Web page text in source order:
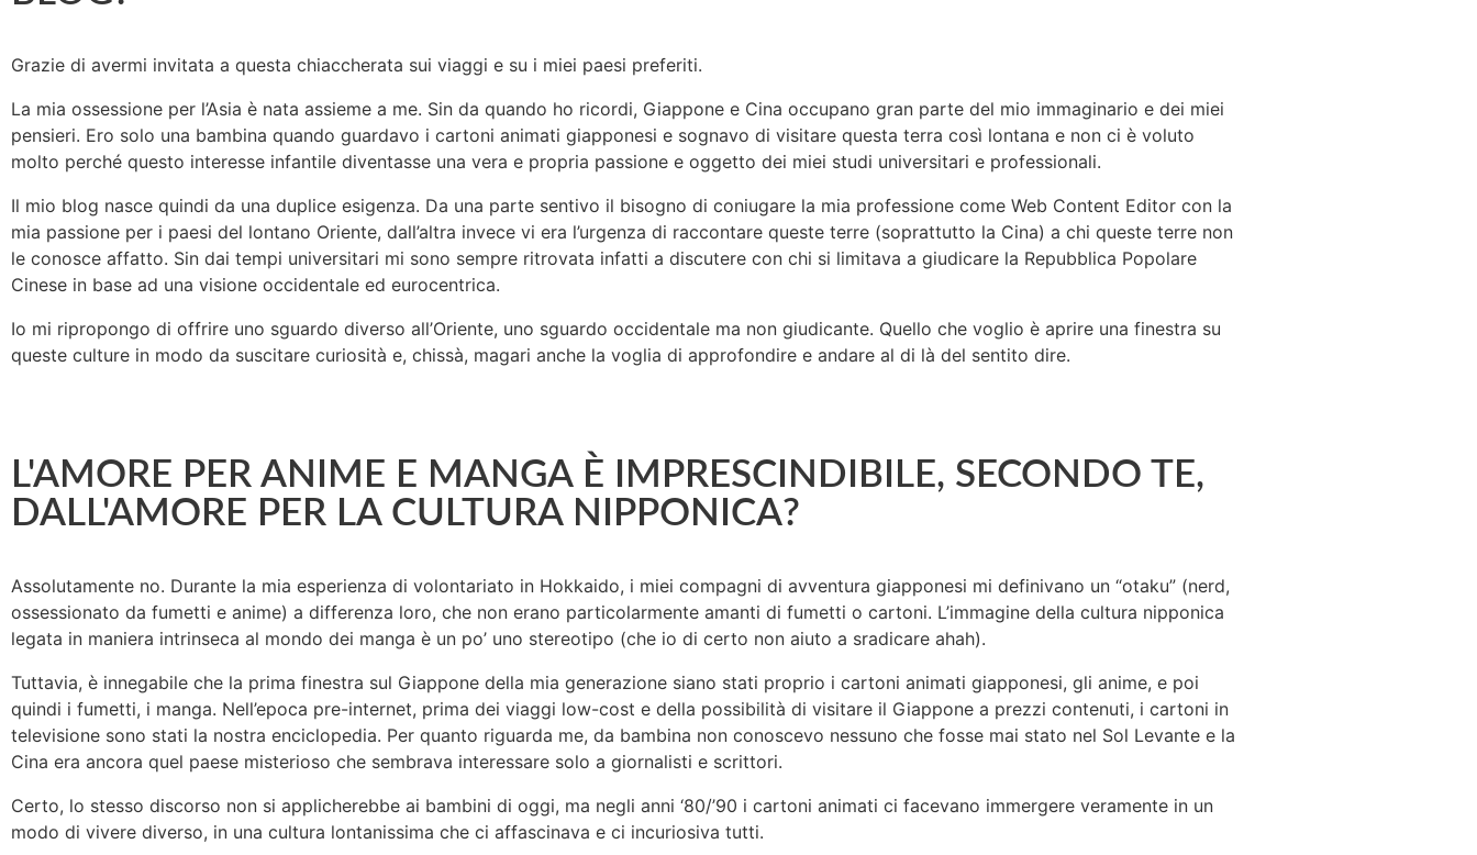
Grazie di avermi invitata a questa chiaccherata sui viaggi e su i miei paesi preferiti.
La mia ossessione per l’Asia è nata assieme a me. Sin da quando ho ricordi, Giappone e Cina occupano gran parte del mio immaginario e dei miei
pensieri. Ero solo una bambina quando guardavo i cartoni animati giapponesi e sognavo di visitare questa terra così lontana e non ci è voluto
molto perché questo interesse infantile diventasse una vera e propria passione e oggetto dei miei studi universitari e professionali.
Il mio blog nasce quindi da una duplice esigenza. Da una parte sentivo il bisogno di coniugare la mia professione come Web Content Editor con la
mia passione per i paesi del lontano Oriente, dall’altra invece vi era l’urgenza di raccontare queste terre (soprattutto la Cina) a chi queste terre non
le conosce affatto. Sin dai tempi universitari mi sono sempre ritrovata infatti a discutere con chi si limitava a giudicare la Repubblica Popolare
Cinese in base ad una visione occidentale ed eurocentrica.
Io mi ripropongo di offrire uno sguardo diverso all’Oriente, uno sguardo occidentale ma non giudicante. Quello che voglio è aprire una finestra su
queste culture in modo da suscitare curiosità e, chissà, magari anche la voglia di approfondire e andare al di là del sentito dire.
L'AMORE PER ANIME E MANGA È IMPRESCINDIBILE, SECONDO TE,
DALL'AMORE PER LA CULTURA NIPPONICA?
Assolutamente no. Durante la mia esperienza di volontariato in Hokkaido, i miei compagni di avventura giapponesi mi definivano un “otaku” (nerd,
ossessionato da fumetti e anime) a differenza loro, che non erano particolarmente amanti di fumetti o cartoni. L’immagine della cultura nipponica
legata in maniera intrinseca al mondo dei manga è un po’ uno stereotipo (che io di certo non aiuto a sradicare ahah).
Tuttavia, è innegabile che la prima finestra sul Giappone della mia generazione siano stati proprio i cartoni animati giapponesi, gli anime, e poi
quindi i fumetti, i manga. Nell’epoca pre-internet, prima dei viaggi low-cost e della possibilità di visitare il Giappone a prezzi contenuti, i cartoni in
televisione sono stati la nostra enciclopedia. Per quanto riguarda me, da bambina non conoscevo nessuno che fosse mai stato nel Sol Levante e la
Cina era ancora quel paese misterioso che sembrava interessare solo a giornalisti e scrittori.
Certo, lo stesso discorso non si applicherebbe ai bambini di oggi, ma negli anni ‘80/’90 i cartoni animati ci facevano immergere veramente in un
modo di vivere diverso, in una cultura lontanissima che ci affascinava e ci incuriosiva tutti.